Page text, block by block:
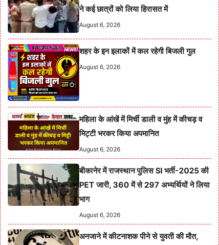
ने कई छात्रों को लिया हिरासत में
August 6, 2026
शहर के इन इलाकों में कल रहेगी बिजली गुल
August 6, 2026
महिला के आंखें में मिर्ची डाली व मुंह में कीचड़ व
मिट्टी भरकर किया अपमानित
August 6, 2026
बीकानेर में राजस्थान पुलिस SI भर्ती-2025 की
PET जारी, 360 में से 297 अभ्यर्थियों ने लिया
भाग
August 6, 2026
अनजाने में कीटनाशक पीने से युवती की मौत,